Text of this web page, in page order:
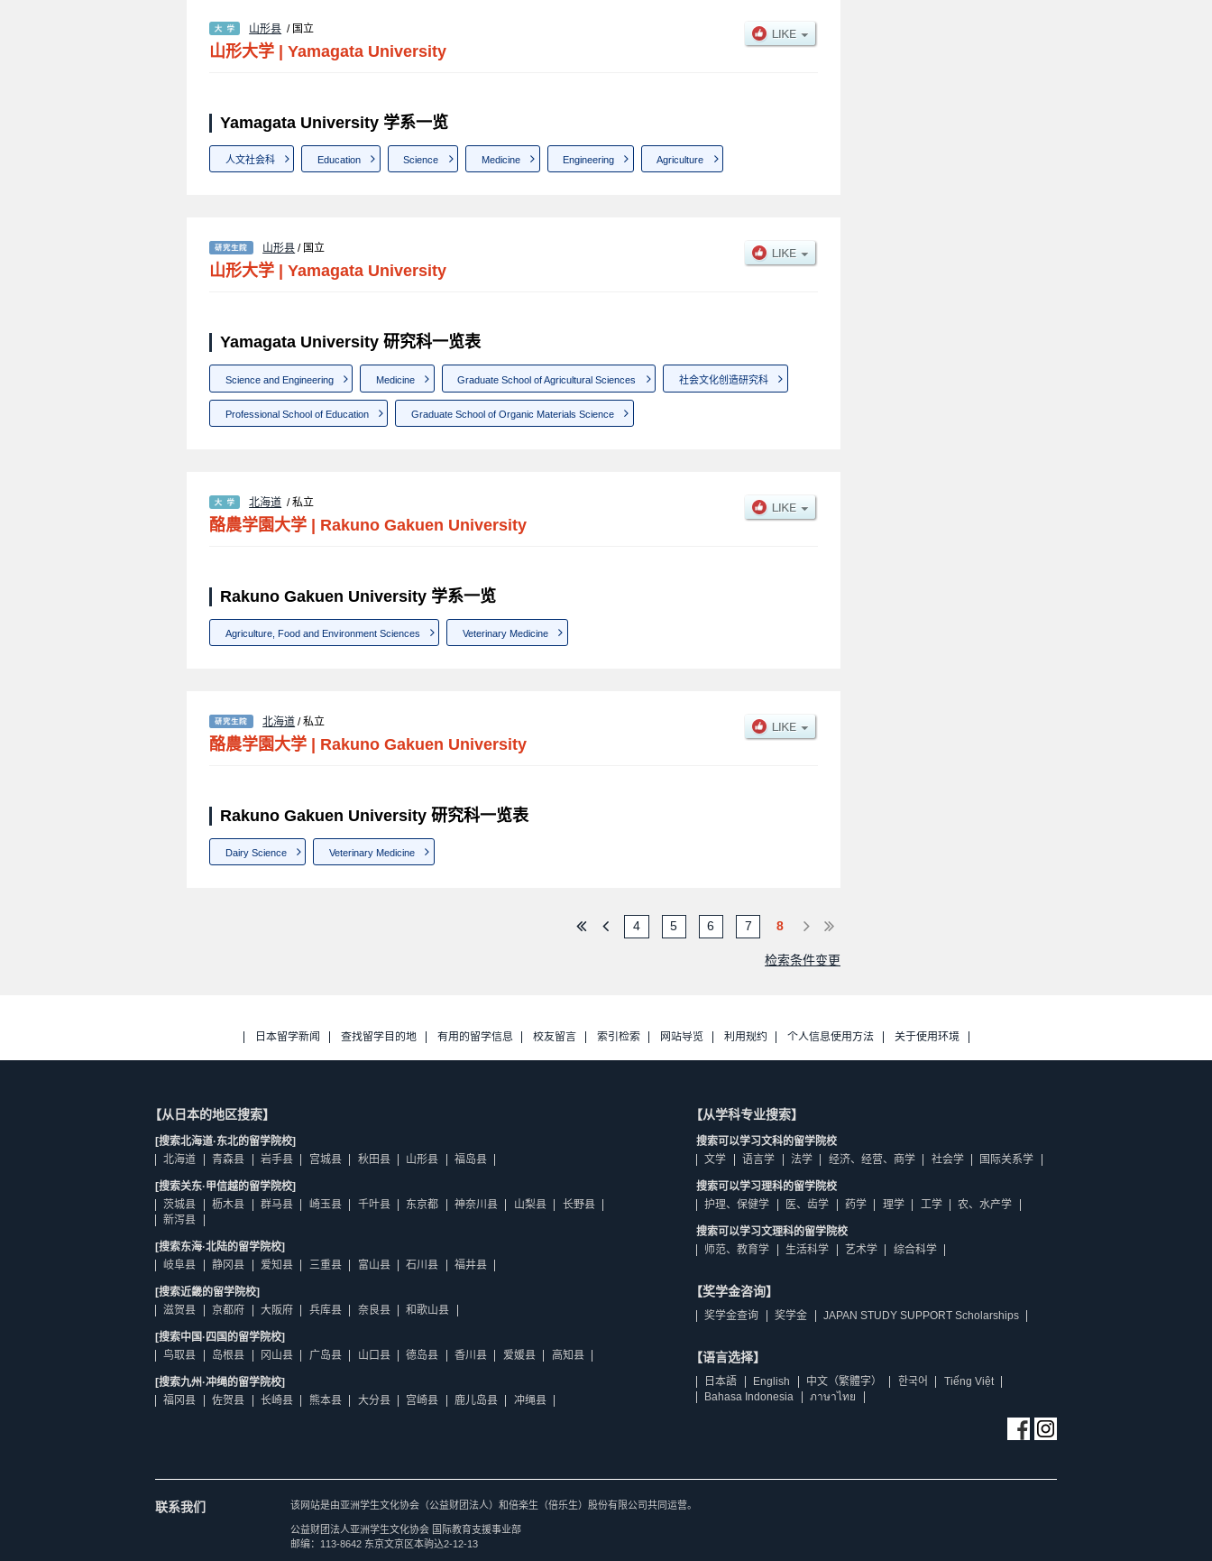
山形县 / 国立
山形大学 Yamagata University
Yamagata University 学系一览
人文社会科 Education Science Medicine Engineering Agriculture
山形县 / 国立
山形大学 Yamagata University
Yamagata University 研究科一览表
Science and Engineering Medicine Graduate School of Agricultural Sciences 社会文化创造研究科
Professional School of Education Graduate School of Organic Materials Science
北海道 / 私立
酪農学園大学 | Rakuno Gakuen University
Rakuno Gakuen University 学系一览
Agriculture, Food and Environment Sciences Veterinary Medicine
北海道 / 私立
酪農学園大学 Rakuno Gakuen University
Rakuno Gakuen University 研究科一览表
Dairy Science Veterinary Medicine
4 5 6 7 8
检索条件变更
日本留学新闻 查找留学目的地 有用的留学信息 校友留言 索引检索 网站导览 利用规约 个人信息使用方法 关于使用环境
【从日本的地区搜索】
[搜索北海道·东北的留学院校]
北海道
青森县 岩手县 宫城县 秋田县 山形县 福岛县
[搜索关东·甲信越的留学院校]
茨城县
枥木县 群马县 崎玉县 千叶县 东京都 神奈川县 山梨县
长野县
新泻县
[搜索东海·北陆的留学院校]
岐阜县
静冈县 爱知县 三重县 富山县 石川县 福井县
[搜索近畿的留学院校]
滋贺县
京都府 大阪府 兵库县 奈良县 和歌山县
[搜索中国·四国的留学院校]
鸟取县
岛根县 冈山县 广岛县 山口县 德岛县 香川县 爱媛县 高知县
[搜索九州·冲绳的留学院校]
福冈县
佐贺县 长崎县 熊本县 大分县 宫崎县 鹿儿岛县 冲绳县
【从学科专业搜索】
搜索可以学习文科的留学院校
文学
语言学 法学 经济、经营、商学 社会学 国际关系学
搜索可以学习理科的留学院校
护理、保健学
医、齿学 药学 理学 工学 农、水产学
搜索可以学习文理科的留学院校
师范、教育学
生活科学 艺术学 综合科学
【奖学金咨询】
奖学金查询 奖学金 JAPAN STUDY SUPPORT Scholarships
【语言选择】
日本語 English 中文（繁體字） 한국어
Tiếng Việt
Bahasa Indonesia
ภาษาไทย
联系我们 该网站是由亚洲学生文化协会（公益财团法人）和倍楽生（倍乐生）股份有限公司共同运营。
公益财团法人亚洲学生文化协会 国际教育支援事业部
邮编：113-8642 东京文京区本驹込2-12-13